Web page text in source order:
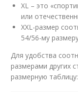
XL – это
или
XXL-размер
54/56-му
Для удобства
размерами других
размерную таблицу: